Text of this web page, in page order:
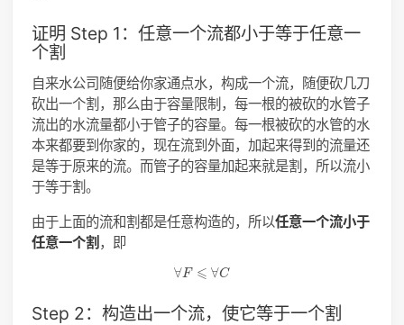
证明 Step 1：任意一个流都小于等于任意一
个割
自来水公司随便给你家通点水，构成一个流，随便砍几刀
砍出一个割，那么由于容量限制，每一根的被砍的水管子
流出的水流量都小于管子的容量。每一根被砍的水管的水
本来都要到你家的，现在流到外面，加起来得到的流量还
是等于原来的流。而管子的容量加起来就是割，所以流小
于等于割。
由于上面的流和割都是任意构造的，所以任意一个流小于
任意一个割 ，即
∀F ⩽ ∀C
∀F ⩽ ∀C
Step 2：构造出一个流，使它等于一个割